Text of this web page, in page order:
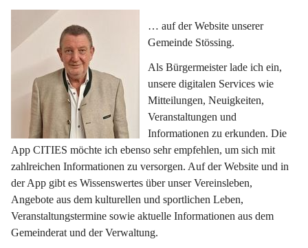
… auf der Website unserer
Gemeinde Stössing.
Als Bürgermeister lade ich ein,
unsere digitalen Services wie
Mitteilungen, Neuigkeiten,
Veranstaltungen und
Informationen zu erkunden. Die
App CITIES möchte ich ebenso sehr empfehlen, um sich mit
zahlreichen Informationen zu versorgen. Auf der Website und in
der App gibt es Wissenswertes über unser Vereinsleben,
Angebote aus dem kulturellen und sportlichen Leben,
Veranstaltungstermine sowie aktuelle Informationen aus dem
Gemeinderat und der Verwaltung.